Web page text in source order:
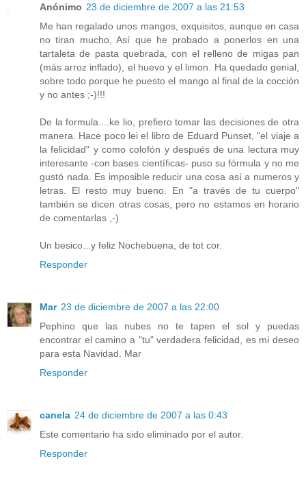
Anónimo 23 de diciembre de 2007 a las 21:53
Me han regalado unos mangos, exquisitos, aunque en casa
no tiran mucho, Así que he probado a ponerlos en una
tartaleta de pasta quebrada, con el relleno de migas pan
(más arroz inflado), el huevo y el limon. Ha quedado genial,
sobre todo porque he puesto el mango al final de la cocción
y no antes ;-)!!!
De la formula....ke lio, prefiero tomar las decisiones de otra
manera. Hace poco lei el libro de Eduard Punset, "el viaje a
la felicidad" y como colofón y después de una lectura muy
interesante -con bases científicas- puso su fórmula y no me
gustó nada. Es imposible reducir una cosa así a numeros y
letras. El resto muy bueno. En "a través de tu cuerpo"
también se dicen otras cosas, pero no estamos en horario
de comentarlas ,-)
Un besico...y feliz Nochebuena, de tot cor.
Responder
Mar 23 de diciembre de 2007 a las 22:00
Pephino que las nubes no te tapen el sol y puedas
encontrar el camino a "tu" verdadera felicidad, es mi deseo
para esta Navidad. Mar
Responder
canela 24 de diciembre de 2007 a las 0:43
Este comentario ha sido eliminado por el autor.
Responder